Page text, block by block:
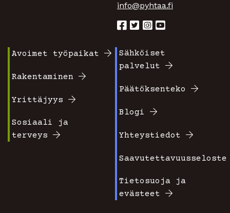
info@pyhtaa.fi
valikko
1
Avoimet työpaikat
Rakentaminen
Yrittäjyys
Sosiaali ja
terveys
Footer
2
Sähköiset
palvelut
Päätöksenteko
Blogi
Yhteystiedot
Saavutettavuusseloste
Tietosuoja ja
evästeet